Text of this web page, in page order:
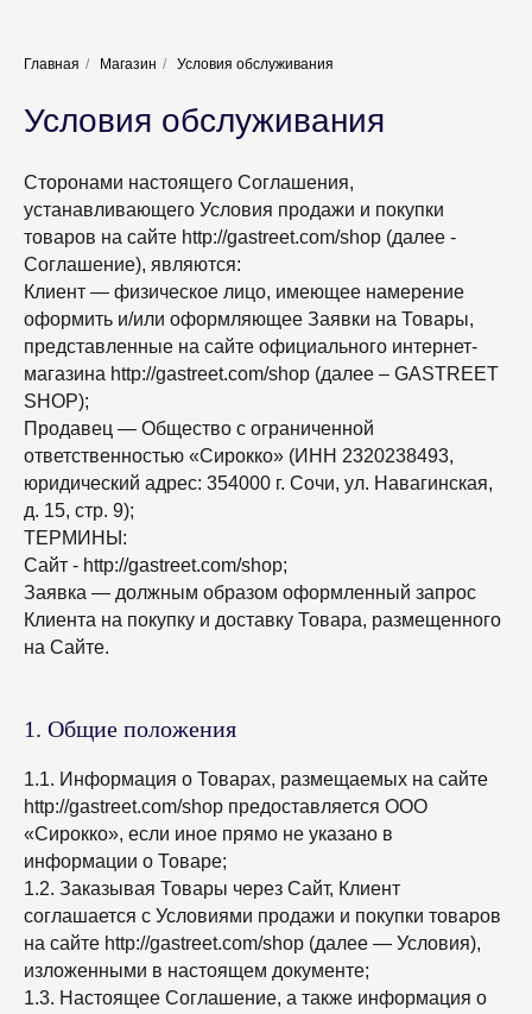
Главная / Магазин / Условия обслуживания
Условия обслуживания
Сторонами настоящего Соглашения,
устанавливающего Условия продажи и покупки
товаров на сайте http://gastreet.com/shop (далее -
Соглашение), являются:
Клиент — физическое лицо, имеющее намерение
оформить и/или оформляющее Заявки на Товары,
представленные на сайте официального интернет-
магазина http://gastreet.com/shop (далее – GASTREET
SHOP);
Продавец — Общество с ограниченной
ответственностью «Сирокко» (ИНН 2320238493,
юридический адрес: 354000 г. Сочи, ул. Навагинская,
д. 15, стр. 9);
ТЕРМИНЫ:
Сайт - http://gastreet.com/shop;
Заявка — должным образом оформленный запрос
Клиента на покупку и доставку Товара, размещенного
на Сайте.
1. Общие положения
1.1. Информация о Товарах, размещаемых на сайте
http://gastreet.com/shop предоставляется ООО
«Сирокко», если иное прямо не указано в
информации о Товаре;
1.2. Заказывая Товары через Cайт, Клиент
соглашается с Условиями продажи и покупки товаров
на сайте http://gastreet.com/shop (далее — Условия),
изложенными в настоящем документе;
1.3. Настоящее Соглашение, а также информация о